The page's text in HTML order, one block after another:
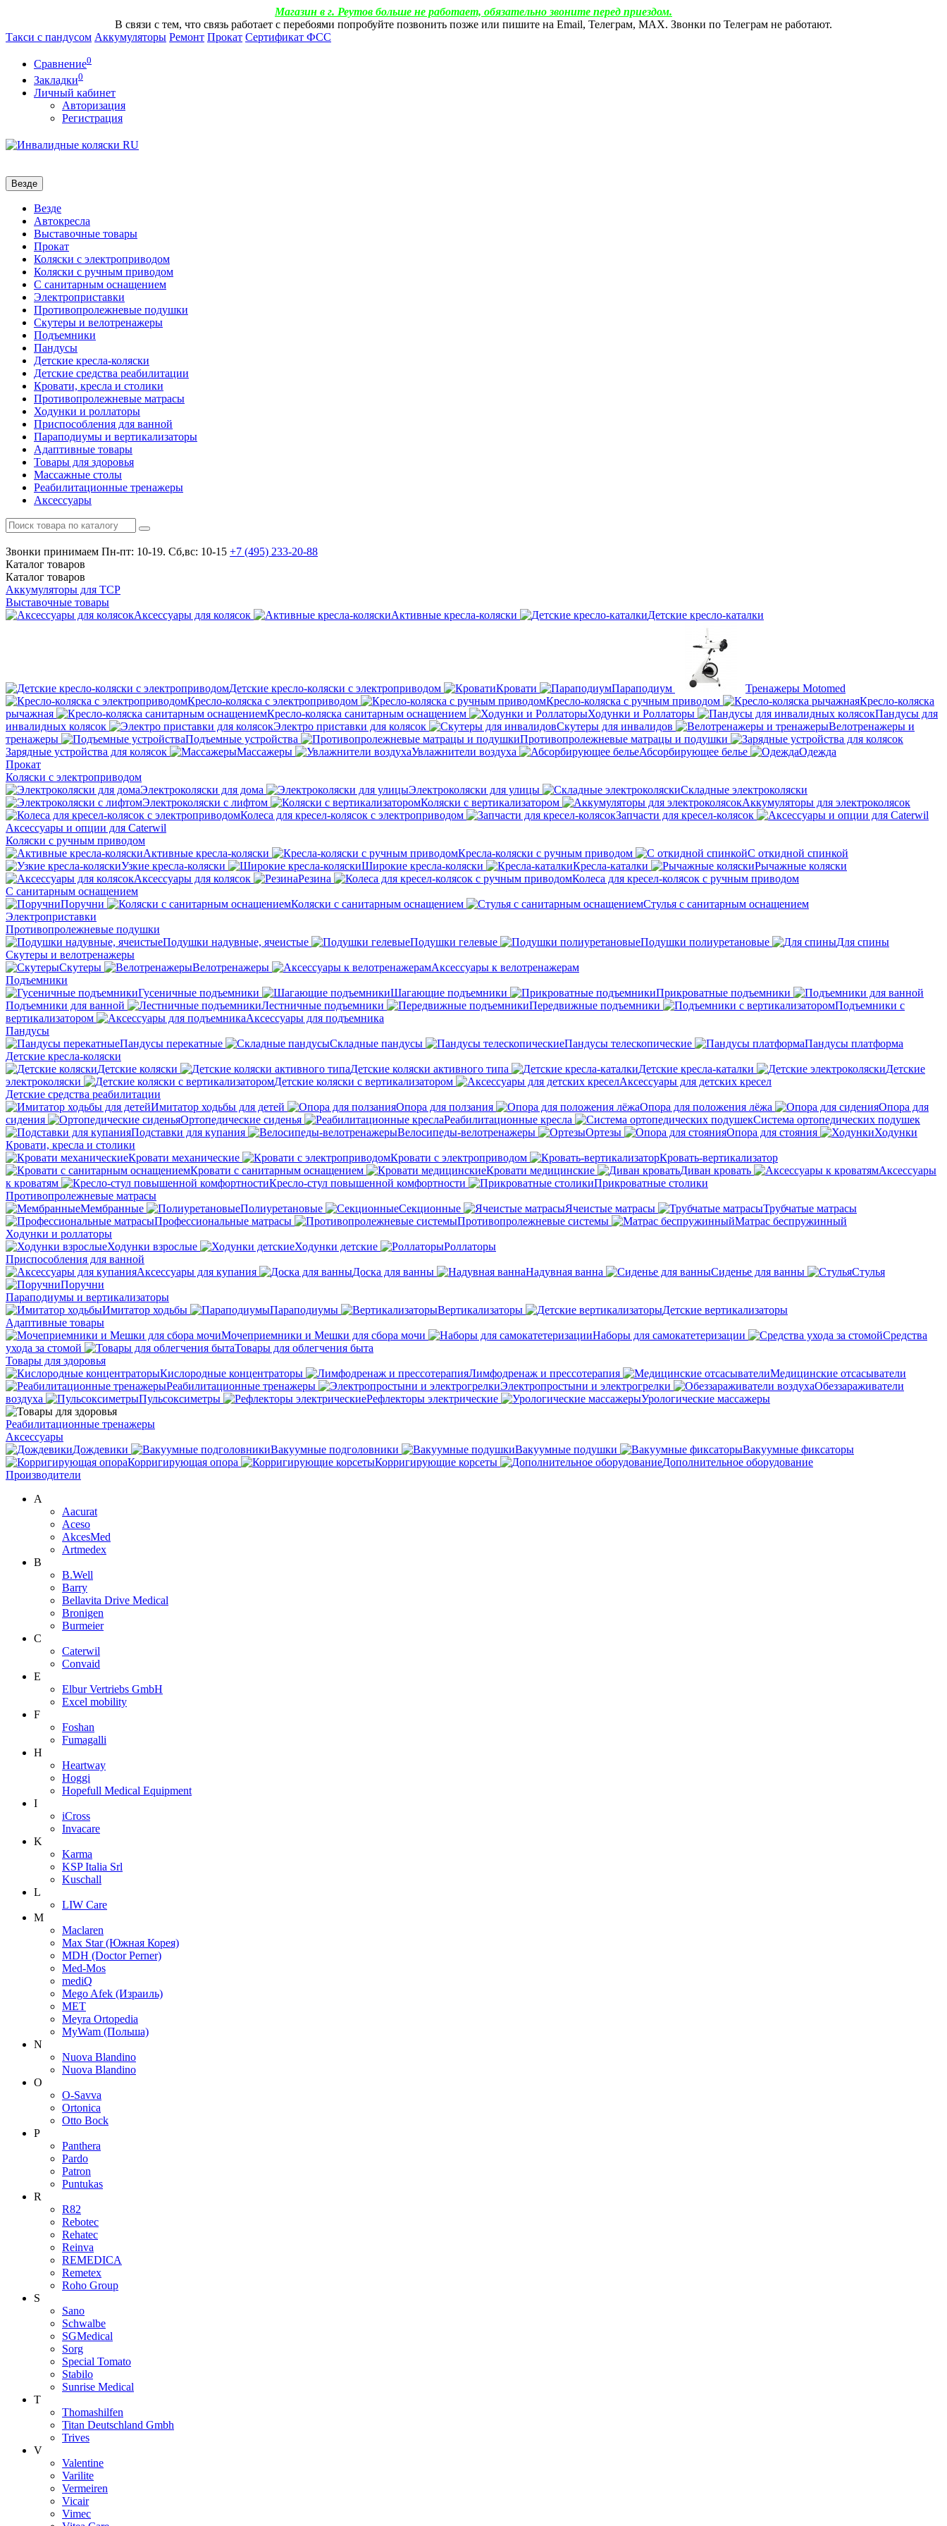
Магазин в г. Реутов больше не работает, обязательно звоните перед приездом.
В связи с тем, что связь работает с перебоями попробуйте позвонить позже или пишите на Email, Телеграм, МАХ. Звонки по Телеграм не работают.
Такси с пандусом Аккумуляторы Ремонт Прокат Сертификат ФСС
Сравнение0
Закладки0
Личный кабинет
Авторизация
Регистрация
Везде
Везде
Автокресла
Выставочные товары
Прокат
Коляски с электроприводом
Коляски с ручным приводом
С санитарным оснащением
Электроприставки
Противопролежневые подушки
Скутеры и велотренажеры
Подъемники
Пандусы
Детские кресла-коляски
Детские средства реабилитации
Кровати, кресла и столики
Противопролежневые матрасы
Ходунки и роллаторы
Приспособления для ванной
Параподиумы и вертикализаторы
Адаптивные товары
Товары для здоровья
Массажные столы
Реабилитационные тренажеры
Аксессуары
Звонки принимаем Пн-пт: 10-19. Сб,вс: 10-15 +7 (495) 233-20-88
Каталог товаров
Каталог товаров
Аккумуляторы для ТСР
Выставочные товары
Аксессуары для колясок
Активные кресла-коляски Детские кресло-каталки
Детские кресло-коляски с электроприводом Кровати Параподиум
Тренажеры Motomed
Кресло-коляска с электроприводом
Кресло-коляска с ручным приводом
Кресло-коляска
рычажная
Кресло-коляска санитарным оснащением Ходунки и Роллаторы
Пандусы для
инвалидных колясок
Электро приставки для колясок Скутеры для инвалидов
Велотренажеры и
тренажеры
Подъемные устройства
Противопролежневые матрацы и подушки
Зарядные устройства для колясок
Массажеры Увлажнители воздуха Абсорбирующее белье
Одежда
Прокат
Коляски с электроприводом
Электроколяски для дома
Электроколяски для улицы
Складные электроколяски
Электроколяски с лифтом
Коляски с вертикализатором
Аккумуляторы для электроколясок
Колеса для кресел-колясок с электроприводом
Запчасти для кресел-колясок
Аксессуары и опции для Caterwil
Коляски с ручным приводом
Активные кресла-коляски
Кресла-коляски с ручным приводом
С откидной спинкой
Узкие кресла-коляски
Широкие кресла-коляски Кресла-каталки
Рычажные коляски
Аксессуары для колясок
Резина
Колеса для кресел-колясок с ручным приводом
С санитарным оснащением
Поручни
Коляски с санитарным оснащением
Стулья с санитарным оснащением
Электроприставки
Противопролежневые подушки
Подушки надувные, ячеистые
Подушки гелевые Подушки полиуретановые
Для спины
Скутеры и велотренажеры
Скутеры
Велотренажеры
Аксессуары к велотренажерам
Подъемники
Гусеничные подъемники
Шагающие подъемники
Прикроватные подъемники
Подъемники для ванной
Лестничные подъемники Передвижные подъемники
Подъемники с
вертикализатором
Аксессуары для подъемника
Пандусы
Пандусы перекатные
Складные пандусы Пандусы телескопические
Пандусы платформа
Детские кресла-коляски
Детские коляски
Детские коляски активного типа Детские кресла-каталки
Детские
электроколяски
Детские коляски с вертикализатором
Аксессуары для детских кресел
Детские средства реабилитации
Имитатор ходьбы для детей
Опора для ползания Опора для положения лёжа
Опора для
сидения
Ортопедические сиденья Реабилитационные кресла
Система ортопедических подушек
Подставки для купания
Велосипеды-велотренажеры Ортезы Опора для стояния
Ходунки
Кровати, кресла и столики
Кровати механические
Кровати с электроприводом
Кровать-вертикализатор
Кровати с санитарным оснащением
Кровати медицинские Диван кровать
Аксессуары
к кроватям
Кресло-стул повышенной комфортности
Прикроватные столики
Противопролежневые матрасы
Мембранные
Полиуретановые Секционные Ячеистые матрасы
Трубчатые матрасы
Профессиональные матрасы
Противопролежневые системы
Матрас беспружинный
Ходунки и роллаторы
Ходунки взрослые
Ходунки детские
Роллаторы
Приспособления для ванной
Аксессуары для купания
Доска для ванны Надувная ванна Сиденье для ванны
Стулья
Поручни
Параподиумы и вертикализаторы
Имитатор ходьбы
Параподиумы Вертикализаторы
Детские вертикализаторы
Адаптивные товары
Мочеприемники и Мешки для сбора мочи
Наборы для самокатетеризации
Средства
ухода за стомой
Товары для облегчения быта
Товары для здоровья
Кислородные концентраторы
Лимфодренаж и прессотерапия
Медицинские отсасыватели
Реабилитационные тренажеры
Электропростыни и электрогрелки
Обеззараживатели
воздуха
Пульсоксиметры Рефлекторы электрические Урологические массажеры
Реабилитационные тренажеры
Аксессуары
Дождевики
Вакуумные подголовники Вакуумные подушки
Вакуумные фиксаторы
Корригирующая опора
Корригирующие корсеты
Дополнительное оборудование
Производители
A
Aacurat
Aceso
AkcesMed
Artmedex
B
B.Well
Barry
Bellavita Drive Medical
Bronigen
Burmeier
C
Caterwil
Convaid
E
Elbur Vertriebs GmbH
Excel mobility
F
Foshan
Fumagalli
H
Heartway
Hoggi
Hopefull Medical Equipment
I
iCross
Invacare
K
Karma
KSP Italia Srl
Kuschall
L
LIW Care
M
Maclaren
Max Star (Южная Корея)
MDH (Doctor Perner)
Med-Mos
mediQ
Mego Afek (Израиль)
MET
Meyra Ortopedia
MyWam (Польша)
N
Nuova Blandino
Nuova Blandino
O
O-Savva
Ortonica
Otto Bock
P
Panthera
Pardo
Patron
Puntukas
R
R82
Rebotec
Rehatec
Reinva
REMEDICA
Remetex
Roho Group
S
Sano
Schwalbe
SGMedical
Sorg
Special Tomato
Stabilo
Sunrise Medical
T
Thomashilfen
Titan Deutschland Gmbh
Trives
V
Valentine
Varilite
Vermeiren
Vicair
Vimec